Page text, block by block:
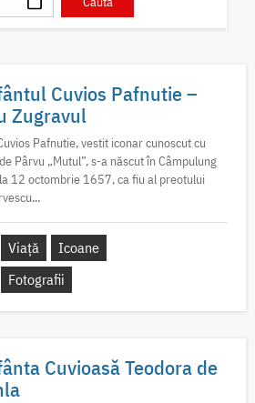
Cuvios Pafnutie –
Zugravul
Pafnutie, vestit iconar cunoscut cu
Pârvu „Mutul”, s-a născut în Câmpulung
12 octombrie 1657, ca fiu al preotului
Viață
Icoane
Fotografii
Cuvioasă Teodora de